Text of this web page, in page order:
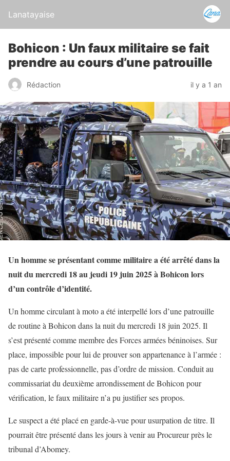
Lanatayaise
Bohicon : Un faux militaire se fait
prendre au cours d’une patrouille
Rédaction il y a 1 an
Un homme se présentant comme militaire a été arrêté dans la
nuit du mercredi 18 au jeudi 19 juin 2025 à Bohicon lors
d’un contrôle d’identité.
Un homme circulant à moto a été interpellé lors d’une patrouille
de routine à Bohicon dans la nuit du mercredi 18 juin 2025. Il
s’est présenté comme membre des Forces armées béninoises. Sur
place, impossible pour lui de prouver son appartenance à l’armée :
pas de carte professionnelle, pas d’ordre de mission. Conduit au
commissariat du deuxième arrondissement de Bohicon pour
vérification, le faux militaire n’a pu justifier ses propos.
Le suspect a été placé en garde-à-vue pour usurpation de titre. Il
pourrait être présenté dans les jours à venir au Procureur près le
tribunal d’Abomey.